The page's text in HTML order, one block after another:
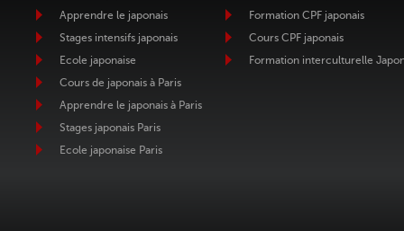
Apprendre le japonais
Stages intensifs japonais
Ecole japonaise
Cours de japonais à Paris
Apprendre le japonais à Paris
Stages japonais Paris
Ecole japonaise Paris
Formation CPF japonais
Cours CPF japonais
Formation interculturelle